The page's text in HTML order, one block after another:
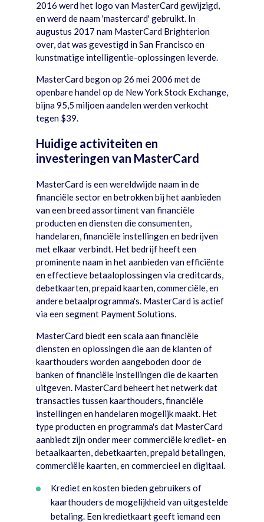
2016 werd het logo van MasterCard gewijzigd,
en werd de naam 'mastercard' gebruikt. In
augustus 2017 nam MasterCard Brighterion
over, dat was gevestigd in San Francisco en
kunstmatige intelligentie-oplossingen leverde.
MasterCard begon op 26 mei 2006 met de
openbare handel op de New York Stock Exchange,
bijna 95,5 miljoen aandelen werden verkocht
tegen $39.
Huidige activiteiten en
investeringen van MasterCard
MasterCard is een wereldwijde naam in de
financiële sector en betrokken bij het aanbieden
van een breed assortiment van financiële
producten en diensten die consumenten,
handelaren, financiële instellingen en bedrijven
met elkaar verbindt. Het bedrijf heeft een
prominente naam in het aanbieden van efficiënte
en effectieve betaaloplossingen via creditcards,
debetkaarten, prepaid kaarten, commerciële, en
andere betaalprogramma's. MasterCard is actief
via een segment Payment Solutions.
MasterCard biedt een scala aan financiële
diensten en oplossingen die aan de klanten of
kaarthouders worden aangeboden door de
banken of financiële instellingen die de kaarten
uitgeven. MasterCard beheert het netwerk dat
transacties tussen kaarthouders, financiële
instellingen en handelaren mogelijk maakt. Het
type producten en programma's dat MasterCard
aanbiedt zijn onder meer commerciële krediet- en
betaalkaarten, debetkaarten, prepaid betalingen,
commerciële kaarten, en commercieel en digitaal.
Krediet en kosten bieden gebruikers of
kaarthouders de mogelijkheid van uitgestelde
betaling. Een kredietkaart geeft iemand een